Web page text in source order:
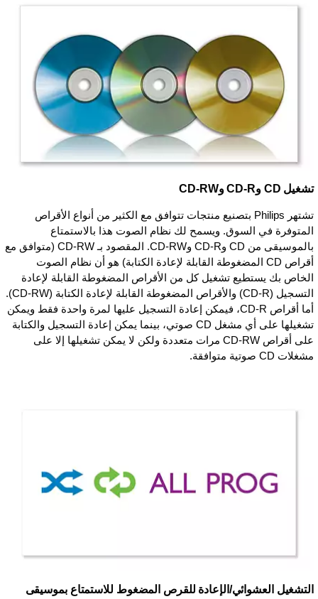
تشغيل CD وCD-R وCD-RW
تشتهر Philips بتصنيع منتجات تتوافق مع الكثير من أنواع الأقراص
المتوفرة في السوق. ويسمح لك نظام الصوت هذا بالاستمتاع
بالموسيقى من CD وCD-R وCD-RW. المقصود بـ CD-RW (متوافق مع
أقراص CD المضغوطة القابلة لإعادة الكتابة) هو أن نظام الصوت
الخاص بك يستطيع تشغيل كل من الأقراص المضغوطة القابلة لإعادة
التسجيل (CD-R) والأقراص المضغوطة القابلة لإعادة الكتابة (CD-RW).
أما أقراص CD-R، فيمكن إعادة التسجيل عليها لمرة واحدة فقط ويمكن
تشغيلها على أي مشغل CD صوتي، بينما يمكن إعادة التسجيل والكتابة
على أقراص CD-RW مرات متعددة ولكن لا يمكن تشغيلها إلا على
مشغلات CD صوتية متوافقة.
التشغيل العشوائي/الإعادة للقرص المضغوط للاستمتاع بموسيقى